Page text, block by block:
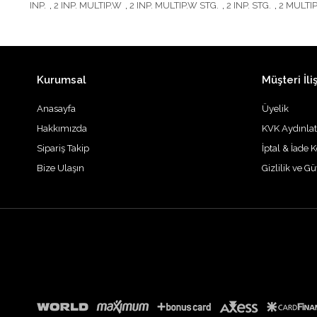
INP.
2 INP. MULTIP.W 2 INP. MULTIP.W STG. 2 INP. STG. 2
Kurumsal
Anasayfa
Hakkımızda
Sipariş Takip
Bize Ulaşın
Müşteri
Üyelik
KVK
İptal & İade
Gizlilik ve